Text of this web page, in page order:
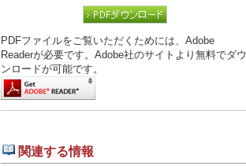
PDFファイルをご覧いただくためには、Adobe
Readerが必要です。Adobe社のサイトより無料でダウ
ンロードが可能です。
関連する情報